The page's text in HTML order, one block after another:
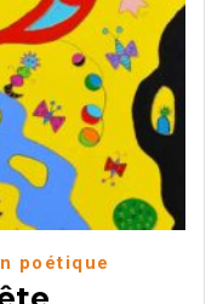
poétique